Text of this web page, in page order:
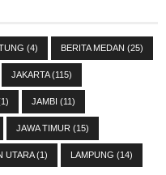
(4) BERITA MEDAN (25)
JAKARTA(115)
JAMBI (11)
JAWA TIMUR (15)
UTARA(1) LAMPUNG (14)